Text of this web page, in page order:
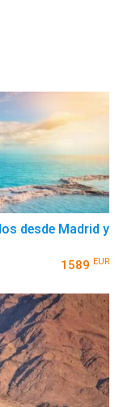
desde Madrid y
1589 EUR